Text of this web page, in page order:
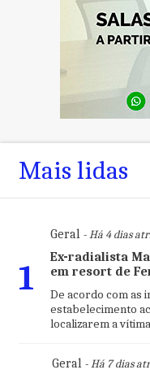
Mais lidas
1
Geral- Há 4 dias
Ex-radialista
em resort de
De acordo com as
estabelecimento
localizarem a
Geral- Há 7 dias